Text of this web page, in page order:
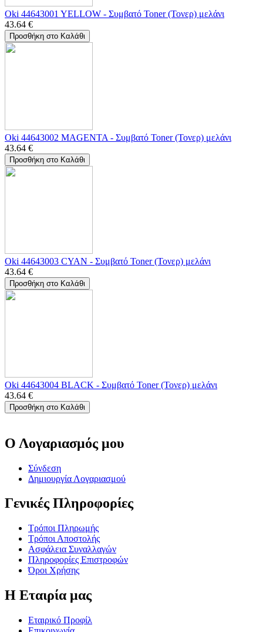
Oki 44643001 YELLOW - Συμβατό Toner (Τονερ) μελάνι
43.64 €
Προσθήκη στο Καλάθι
Oki 44643002 MAGENTA - Συμβατό Toner (Τονερ) μελάνι
43.64 €
Προσθήκη στο Καλάθι
Oki 44643003 CYAN - Συμβατό Toner (Τονερ) μελάνι
43.64 €
Προσθήκη στο Καλάθι
Oki 44643004 BLACK - Συμβατό Toner (Τονερ) μελάνι
43.64 €
Προσθήκη στο Καλάθι
Ο Λογαριασμός μου
Σύνδεση
Δημιουργία Λογαριασμού
Γενικές Πληροφορίες
Τρόποι Πληρωμής
Τρόποι Αποστολής
Ασφάλεια Συναλλαγών
Πληροφορίες Επιστροφών
Όροι Χρήσης
Η Εταιρία μας
Εταιρικό Προφίλ